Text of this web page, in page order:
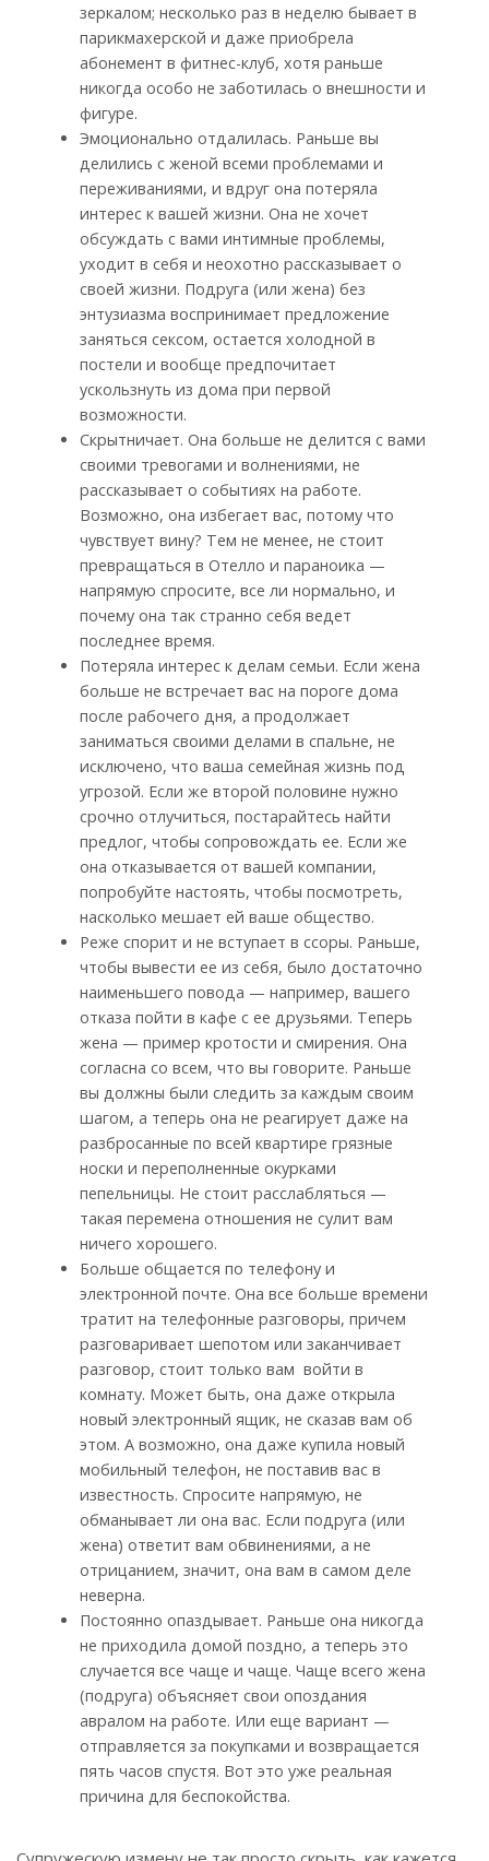
зеркалом; несколько раз в неделю бывает в
парикмахерской и даже приобрела
абонемент в фитнес-клуб, хотя раньше
никогда особо не заботилась о внешности и
фигуре.
Эмоционально отдалилась. Раньше вы
делились с женой всеми проблемами и
переживаниями, и вдруг она потеряла
интерес к вашей жизни. Она не хочет
обсуждать с вами интимные проблемы,
уходит в себя и неохотно рассказывает о
своей жизни. Подруга (или жена) без
энтузиазма воспринимает предложение
заняться сексом, остается холодной в
постели и вообще предпочитает
ускользнуть из дома при первой
возможности.
Скрытничает. Она больше не делится с вами
своими тревогами и волнениями, не
рассказывает о событиях на работе.
Возможно, она избегает вас, потому что
чувствует вину? Тем не менее, не стоит
превращаться в Отелло и параноика —
напрямую спросите, все ли нормально, и
почему она так странно себя ведет
последнее время.
Потеряла интерес к делам семьи. Если жена
больше не встречает вас на пороге дома
после рабочего дня, а продолжает
заниматься своими делами в спальне, не
исключено, что ваша семейная жизнь под
угрозой. Если же второй половине нужно
срочно отлучиться, постарайтесь найти
предлог, чтобы сопровождать ее. Если же
она отказывается от вашей компании,
попробуйте настоять, чтобы посмотреть,
насколько мешает ей ваше общество.
Реже спорит и не вступает в ссоры. Раньше,
чтобы вывести ее из себя, было достаточно
наименьшего повода — например, вашего
отказа пойти в кафе с ее друзьями. Теперь
жена — пример кротости и смирения. Она
согласна со всем, что вы говорите. Раньше
вы должны были следить за каждым своим
шагом, а теперь она не реагирует даже на
разбросанные по всей квартире грязные
носки и переполненные окурками
пепельницы. Не стоит расслабляться —
такая перемена отношения не сулит вам
ничего хорошего.
Больше общается по телефону и
электронной почте. Она все больше времени
тратит на телефонные разговоры, причем
разговаривает шепотом или заканчивает
разговор, стоит только вам войти в
комнату. Может быть, она даже открыла
новый электронный ящик, не сказав вам об
этом. А возможно, она даже купила новый
мобильный телефон, не поставив вас в
известность. Спросите напрямую, не
обманывает ли она вас. Если подруга (или
жена) ответит вам обвинениями, а не
отрицанием, значит, она вам в самом деле
неверна.
Постоянно опаздывает. Раньше она никогда
не приходила домой поздно, а теперь это
случается все чаще и чаще. Чаще всего жена
(подруга) объясняет свои опоздания
авралом на работе. Или еще вариант —
отправляется за покупками и возвращается
пять часов спустя. Вот это уже реальная
причина для беспокойства.